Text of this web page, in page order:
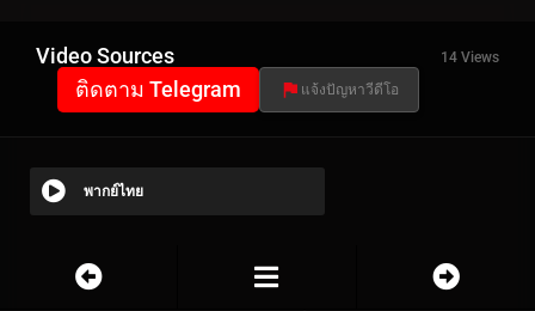
Video Sources 14 Views
ติดตาม Telegram แจ้งปัญหาวีดีโอ
พากย์ไทย